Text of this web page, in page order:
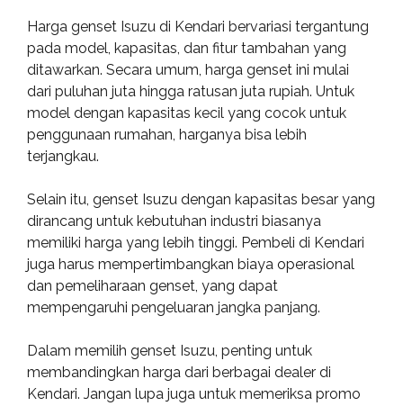
Harga genset Isuzu di Kendari bervariasi tergantung
pada model, kapasitas, dan fitur tambahan yang
ditawarkan. Secara umum, harga genset ini mulai
dari puluhan juta hingga ratusan juta rupiah. Untuk
model dengan kapasitas kecil yang cocok untuk
penggunaan rumahan, harganya bisa lebih
terjangkau.
Selain itu, genset Isuzu dengan kapasitas besar yang
dirancang untuk kebutuhan industri biasanya
memiliki harga yang lebih tinggi. Pembeli di Kendari
juga harus mempertimbangkan biaya operasional
dan pemeliharaan genset, yang dapat
mempengaruhi pengeluaran jangka panjang.
Dalam memilih genset Isuzu, penting untuk
membandingkan harga dari berbagai dealer di
Kendari. Jangan lupa juga untuk memeriksa promo